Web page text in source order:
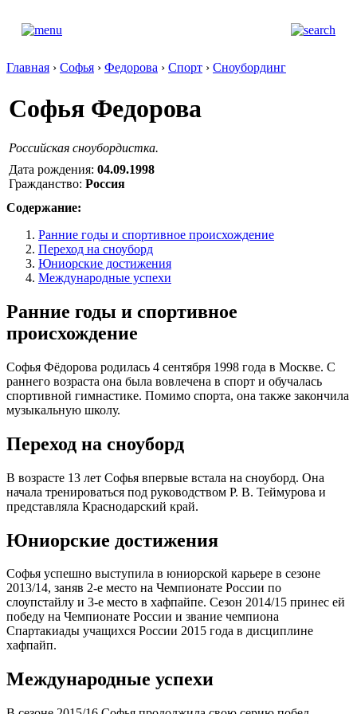
Главная › Софья › Федорова › Спорт › Сноубординг
Софья Федорова
Российская сноубордистка.
Дата рождения: 04.09.1998
Гражданство: Россия
Содержание:
Ранние годы и спортивное происхождение
Переход на сноуборд
Юниорские достижения
Международные успехи
Ранние годы и спортивное
происхождение
Софья Фёдорова родилась 4 сентября 1998 года в Москве. С
раннего возраста она была вовлечена в спорт и обучалась
спортивной гимнастике. Помимо спорта, она также закончила
музыкальную школу.
Переход на сноуборд
В возрасте 13 лет Софья впервые встала на сноуборд. Она
начала тренироваться под руководством Р. В. Теймурова и
представляла Краснодарский край.
Юниорские достижения
Софья успешно выступила в юниорской карьере в сезоне
2013/14, заняв 2-е место на Чемпионате России по
слоупстайлу и 3-е место в хафпайпе. Сезон 2014/15 принес ей
победу на Чемпионате России и звание чемпиона
Спартакиады учащихся России 2015 года в дисциплине
хафпайп.
Международные успехи